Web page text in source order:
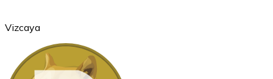
Vizcaya